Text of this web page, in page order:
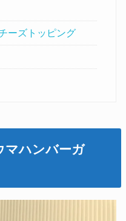
ーズトッピング
マハンバーガ